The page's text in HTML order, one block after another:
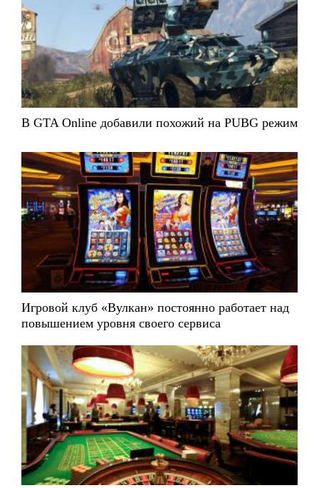
В GTA Online добавили похожий на PUBG режим
Игровой клуб «Вулкан» постоянно работает над
повышением уровня своего сервиса